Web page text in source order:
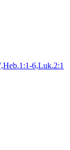
6,Luk.2:1